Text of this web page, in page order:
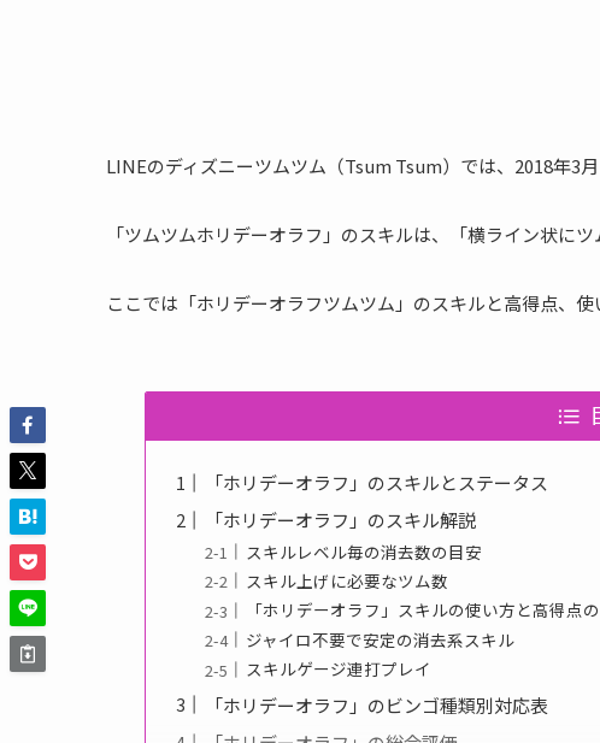
LINEのディズニーツムツム（Tsum Tsum）では、2018年3
「ツムツムホリデーオラフ」のスキルは、「横ライン状に
ここでは「ホリデーオラフツムツム」のスキルと高得点、使
「ホリデーオラフ」のスキルとステータス
「ホリデーオラフ」のスキル解説
スキルレベル毎の消去数の目安
スキル上げに必要なツム数
「ホリデーオラフ」スキルの使い方と高得点
ジャイロ不要で安定の消去系スキル
スキルゲージ連打プレイ
「ホリデーオラフ」のビンゴ種類別対応表